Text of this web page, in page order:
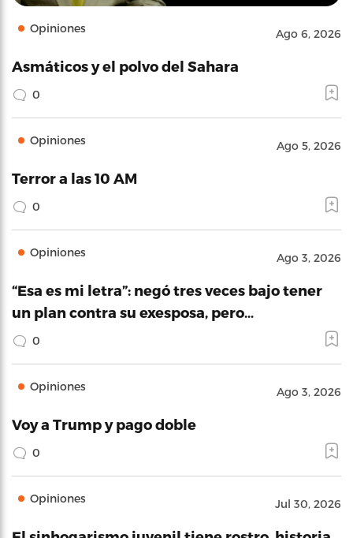
Opiniones Ago 6, 2026
Asmáticos y el polvo del Sahara
0
Opiniones Ago 5, 2026
Terror a las 10 AM
0
Opiniones Ago 3, 2026
“Esa es mi letra”: negó tres veces bajo tener
un plan contra su exesposa, pero…
0
Opiniones Ago 3, 2026
Voy a Trump y pago doble
0
Opiniones Jul 30, 2026